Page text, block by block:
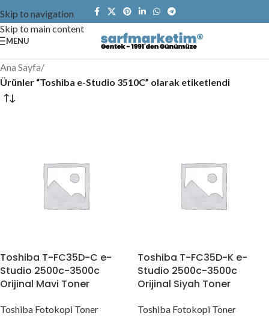
Skip to navigation
Skip to main content
MENU
Ana Sayfa/
Ürünler “Toshiba e-Studio 3510C” olarak etiketlendi
Toshiba T-FC35D-C e-
Studio 2500c-3500c
Orijinal Mavi Toner
Toshiba Fotokopi Toner
Toshiba T-FC35D-K e-
Studio 2500c-3500c
Orijinal Siyah Toner
Toshiba Fotokopi Toner